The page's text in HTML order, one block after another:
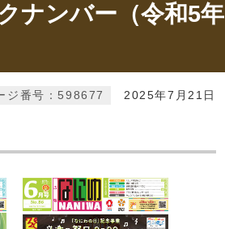
ナンバー（令和5年
2025年7月21日
ジ番号：598677